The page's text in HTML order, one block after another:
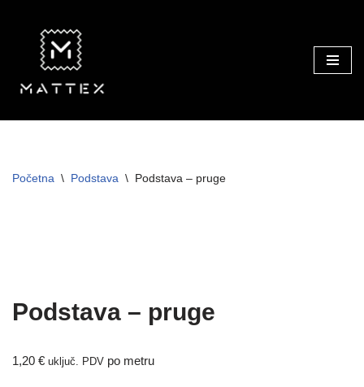
content
Početna \ Podstava \ Podstava – pruge
Podstava – pruge
1,20 € uključ. PDV po metru